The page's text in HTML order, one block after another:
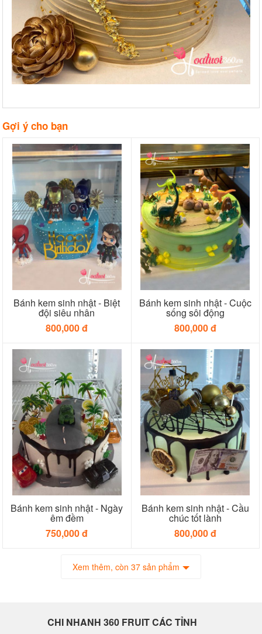
Gợi ý cho bạn
Bánh kem sinh nhật - Biệt
đội siêu nhân
800,000 đ
Bánh kem sinh nhật - Cuộc
sống sôi động
800,000 đ
Bánh kem sinh nhật - Ngày
êm đềm
750,000 đ
Bánh kem sinh nhật - Cầu
chúc tốt lành
800,000 đ
Xem thêm, còn 37 sản phẩm
CHI NHANH 360 FRUIT CÁC TỈNH